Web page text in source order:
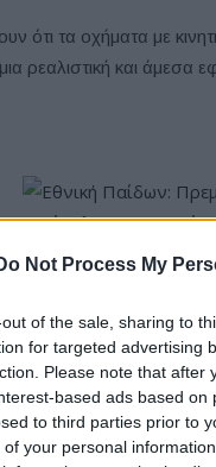
Not Process My
of the sale, sharing to
for targeted advertising
Please note that
based ads based
to third parties prior to
your personal
ότι τα οχήματα με
ρεαλιστική και άμεσα
Εθνική Παίδων: